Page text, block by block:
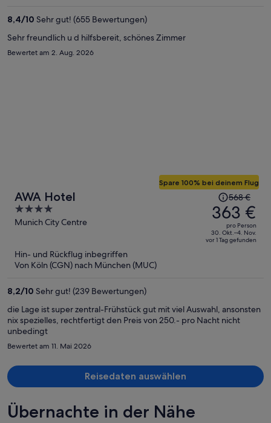
8,4/10 Sehr gut! (655 Bewertungen)
Sehr freundlich u d hilfsbereit, schönes Zimmer
Bewertet am 2. Aug. 2026
AWA Hotel
4
out
Munich City Centre
Spare 100% bei deinem Flug
Der
Preis
betrug
568 €,
jetzt
Person
568 €
363 €
pro Person
30. Okt.–4. Nov.
vor 1 Tag gefunden
Hin- und Rückflug inbegriffen
Von Köln (CGN) nach München (MUC)
8,2/10 Sehr gut! (239 Bewertungen)
die Lage ist super zentral-Frühstück gut mit viel Auswahl, ansonsten
nix spezielles, rechtfertigt den Preis von 250.- pro Nacht nicht
unbedingt
Bewertet am 11. Mai 2026
Reisedaten auswählen
Übernachte in der Nähe